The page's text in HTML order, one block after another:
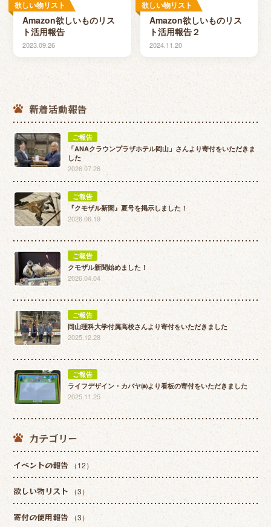
欲しい物リスト
Amazon欲しいものリス
ト活用報告
2023.09.26
欲しい物リスト
Amazon欲しいものリス
ト活用報告２
2024.11.20
新着活動報告
ご報告
「ANAクラウンプラザホテル岡山」さんより寄付をいただきま
した
2026.07.26
ご報告
『クモザル新聞』夏号を掲示しました！
2026.06.19
ご報告
クモザル新聞始めました！
2026.04.04
ご報告
岡山理科大学付属高校さんより寄付をいただきました
2025.12.28
ご報告
ライフデザイン・カバヤ㈱より看板の寄付をいただきました
2025.11.25
カテゴリー
イベントの報告 （12）
欲しい物リスト （3）
寄付の使用報告 （3）